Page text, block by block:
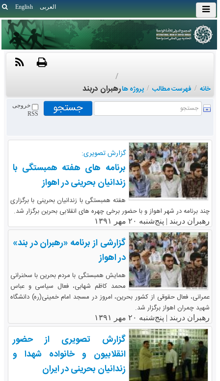
English العربی
خانه / فهرست مطالب / پروژه ها
/
رهبران دربند
خروجی
RSS
گزارش تصویری:
برنامه های هفته همبستگی با
زندانیان بحرینی در اهواز
هفته همبستگی با زندانیان بحرینی با برگزاری
چند برنامه در شهر اهواز و با حضور برخی چهره های انقلابی بحرین برگزار شد.
رهبران دربند | پنج‌شنبه ۲۰ مهر ۱۳۹۱
گزارشی از برنامه «رهبران در بند»
در اهواز
همایش همبستگی با مردم بحرین با سخنرانی
محمد کاظم شهابی، فعال سیاسی و عباس
عمرانی، فعال حقوقی از کشور بحرین، امروز در مسجد امام خمینی(ره) دانشگاه
شهید چمران اهواز برگزار شد.
رهبران دربند | پنج‌شنبه ۲۰ مهر ۱۳۹۱
گزارش تصویری از حضور
انقلابیون و خانواده شهدا و
زندانیان بحرینی در ایران